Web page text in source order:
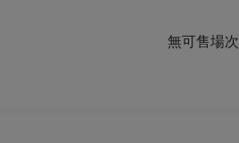
無可售場次